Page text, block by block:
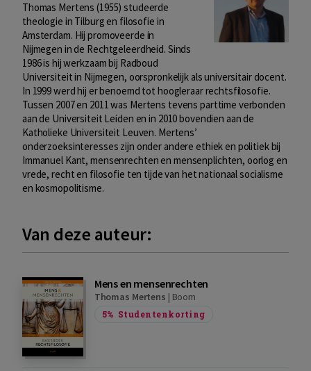
Thomas Mertens (1955) studeerde
theologie in Tilburg en filosofie in
Amsterdam. Hij promoveerde in
Nijmegen in de Rechtgeleerdheid. Sinds
1986 is hij werkzaam bij Radboud
Universiteit in Nijmegen, oorspronkelijk als universitair docent.
In 1999 werd hij er benoemd tot hoogleraar rechtsfilosofie.
Tussen 2007 en 2011 was Mertens tevens parttime verbonden
aan de Universiteit Leiden en in 2010 bovendien aan de
Katholieke Universiteit Leuven. Mertens’
onderzoeksinteresses zijn onder andere ethiek en politiek bij
Immanuel Kant, mensenrechten en mensenplichten, oorlog en
vrede, recht en filosofie ten tijde van het nationaal socialisme
en kosmopolitisme.
Van deze auteur:
Mens en mensenrechten
Thomas Mertens | Boom
5% Studentenkorting